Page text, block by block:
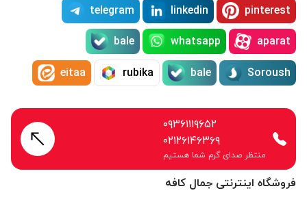
فروشگاه اینترنتی جمال کافه
pinterest
linkedin
telegram
aparat
whatsapp
bale
Soroush
bale
rubika
eitaa
۰۹۳۶۱۱۱۹۶۵۲
۰۲۱۲۶۱۴۶۳۶۹
منتظر صدای گرم شما هستیم